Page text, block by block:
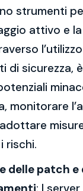
strumenti
attivo e
di sicurezza,
monitorare
rischi.
delle patch e